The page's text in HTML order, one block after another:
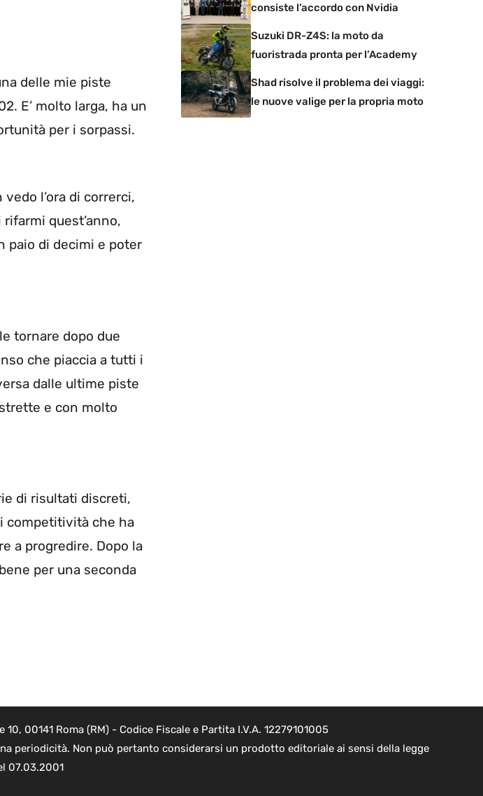
delle mie piste
E’ molto larga, ha un
per i sorpassi.
l’ora di correrci,
quest’anno,
paio di decimi e poter
tornare dopo due
che piaccia a tutti i
dalle ultime piste
e con molto
di risultati discreti,
competitività che ha
a progredire. Dopo la
per una seconda
consiste l’accordo con Nvidia
Suzuki DR-Z4S: la moto da
fuoristrada pronta per l’Academy
Shad risolve il problema dei viaggi:
le nuove valige per la propria moto
00141 Roma (RM) - Codice Fiscale e Partita I.V.A. 12279101005
periodicità. Non può pertanto considerarsi un prodotto editoriale ai sensi della legge
07.03.2001